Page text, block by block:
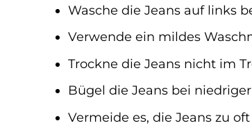
Wasche die Jeans auf links
Verwende ein mildes
Trockne die Jeans nicht im
Bügel die Jeans bei
Vermeide es, die Jeans zu